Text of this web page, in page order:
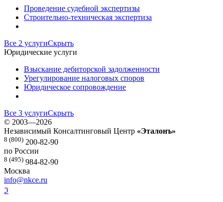
Проведение судебной экспертизы
Строительно-техническая экспертиза
Все 2 услугиСкрыть
Юридические услуги
Взыскание дебиторской задолженности
Урегулирование налоговых споров
Юридическое сопровождение
Все 3 услугиСкрыть
© 2003—2026
Независимый Консалтинговый Центр «Эталонъ»
8 (800) 200-82-90
по России
8 (495) 984-82-90
Москва
info@nkce.ru
ℑ